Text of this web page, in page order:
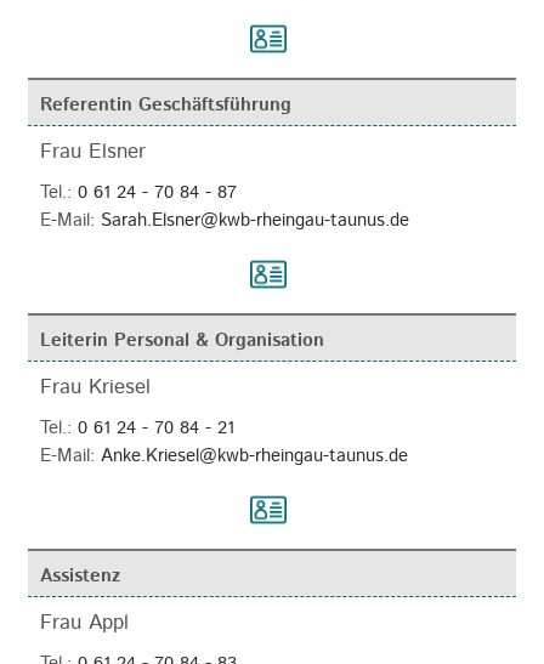
Referentin Geschäftsführung
Frau Elsner
Tel.: 0 61 24 - 70 84 - 87
E-Mail: Sarah.Elsner@kwb-rheingau-taunus.de
Leiterin Personal & Organisation
Frau Kriesel
Tel.: 0 61 24 - 70 84 - 21
E-Mail: Anke.Kriesel@kwb-rheingau-taunus.de
Assistenz
Frau Appl